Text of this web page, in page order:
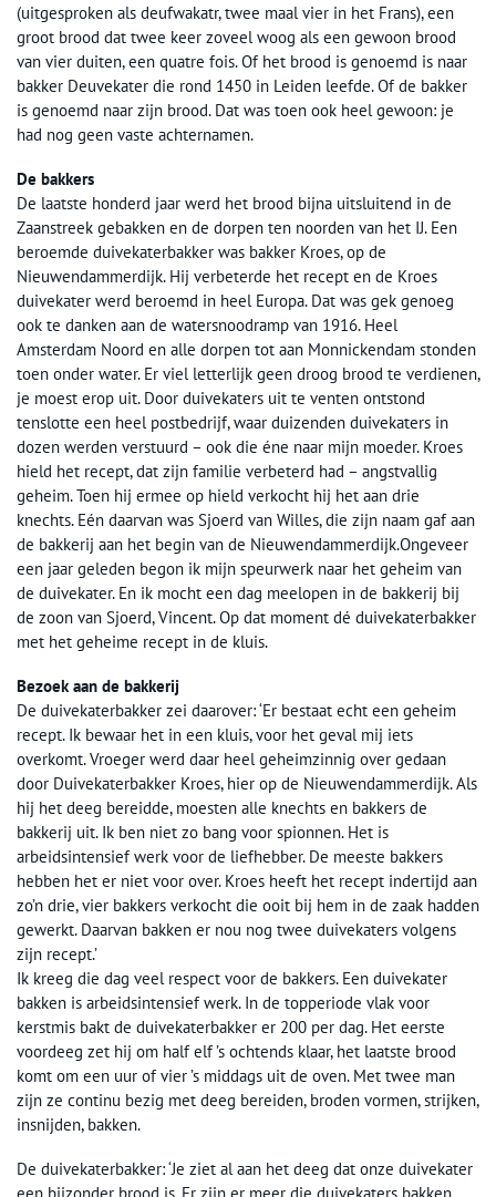
(uitgesproken als deufwakatr, twee maal vier in het Frans), een
groot brood dat twee keer zoveel woog als een gewoon brood
van vier duiten, een quatre fois. Of het brood is genoemd is naar
bakker Deuvekater die rond 1450 in Leiden leefde. Of de bakker
is genoemd naar zijn brood. Dat was toen ook heel gewoon: je
had nog geen vaste achternamen.
De bakkers
De laatste honderd jaar werd het brood bijna uitsluitend in de
Zaanstreek gebakken en de dorpen ten noorden van het IJ. Een
beroemde duivekaterbakker was bakker Kroes, op de
Nieuwendammerdijk. Hij verbeterde het recept en de Kroes
duivekater werd beroemd in heel Europa. Dat was gek genoeg
ook te danken aan de watersnoodramp van 1916. Heel
Amsterdam Noord en alle dorpen tot aan Monnickendam stonden
toen onder water. Er viel letterlijk geen droog brood te verdienen,
je moest erop uit. Door duivekaters uit te venten ontstond
tenslotte een heel postbedrijf, waar duizenden duivekaters in
dozen werden verstuurd – ook die éne naar mijn moeder. Kroes
hield het recept, dat zijn familie verbeterd had – angstvallig
geheim. Toen hij ermee op hield verkocht hij het aan drie
knechts. Eén daarvan was Sjoerd van Willes, die zijn naam gaf aan
de bakkerij aan het begin van de Nieuwendammerdijk.Ongeveer
een jaar geleden begon ik mijn speurwerk naar het geheim van
de duivekater. En ik mocht een dag meelopen in de bakkerij bij
de zoon van Sjoerd, Vincent. Op dat moment dé duivekaterbakker
met het geheime recept in de kluis.
Bezoek aan de bakkerij
De duivekaterbakker zei daarover: ‘Er bestaat echt een geheim
recept. Ik bewaar het in een kluis, voor het geval mij iets
overkomt. Vroeger werd daar heel geheimzinnig over gedaan
door Duivekaterbakker Kroes, hier op de Nieuwendammerdijk. Als
hij het deeg bereidde, moesten alle knechts en bakkers de
bakkerij uit. Ik ben niet zo bang voor spionnen. Het is
arbeidsintensief werk voor de liefhebber. De meeste bakkers
hebben het er niet voor over. Kroes heeft het recept indertijd aan
zo’n drie, vier bakkers verkocht die ooit bij hem in de zaak hadden
gewerkt. Daarvan bakken er nou nog twee duivekaters volgens
zijn recept.’
Ik kreeg die dag veel respect voor de bakkers. Een duivekater
bakken is arbeidsintensief werk. In de topperiode vlak voor
kerstmis bakt de duivekaterbakker er 200 per dag. Het eerste
voordeeg zet hij om half elf ’s ochtends klaar, het laatste brood
komt om een uur of vier ’s middags uit de oven. Met twee man
zijn ze continu bezig met deeg bereiden, broden vormen, strijken,
insnijden, bakken.
De duivekaterbakker: ‘Je ziet al aan het deeg dat onze duivekater